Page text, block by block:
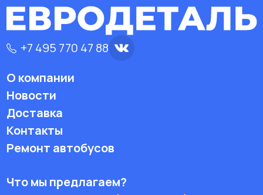
+7 495 770 47 88
О компании
Новости
Доставка
Контакты
Ремонт автобусов
Что мы предлагаем?